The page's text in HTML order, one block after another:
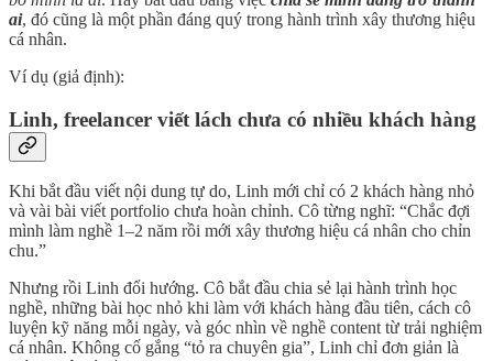
ai, đó cũng là một phần đáng quý trong hành trình xây thương hiệu
cá nhân.
Ví dụ (giả định):
Linh, freelancer viết lách chưa có nhiều khách hàng
Khi bắt đầu viết nội dung tự do, Linh mới chỉ có 2 khách hàng nhỏ
và vài bài viết portfolio chưa hoàn chỉnh. Cô từng nghĩ: “Chắc đợi
mình làm nghề 1–2 năm rồi mới xây thương hiệu cá nhân cho chỉn
chu.”
Nhưng rồi Linh đổi hướng. Cô bắt đầu chia sẻ lại hành trình học
nghề, những bài học nhỏ khi làm với khách hàng đầu tiên, cách cô
luyện kỹ năng mỗi ngày, và góc nhìn về nghề content từ trải nghiệm
cá nhân. Không cố gắng “tỏ ra chuyên gia”, Linh chỉ đơn giản là